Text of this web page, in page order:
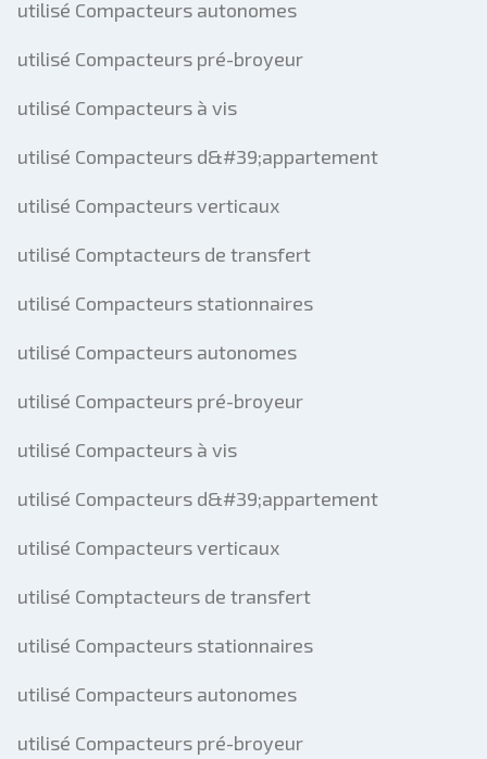
utilisé Compacteurs autonomes
utilisé Compacteurs pré-broyeur
utilisé Compacteurs à vis
utilisé Compacteurs d&#39;appartement
utilisé Compacteurs verticaux
utilisé Comptacteurs de transfert
utilisé Compacteurs stationnaires
utilisé Compacteurs autonomes
utilisé Compacteurs pré-broyeur
utilisé Compacteurs à vis
utilisé Compacteurs d&#39;appartement
utilisé Compacteurs verticaux
utilisé Comptacteurs de transfert
utilisé Compacteurs stationnaires
utilisé Compacteurs autonomes
utilisé Compacteurs pré-broyeur